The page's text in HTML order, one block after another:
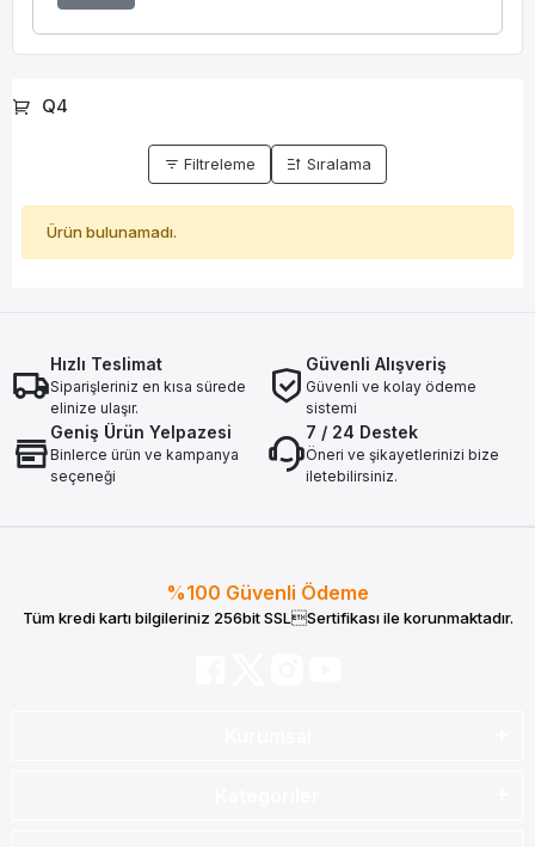
Q4
Filtreleme Sıralama
Ürün bulunamadı.
Hızlı Teslimat
Siparişleriniz en kısa sürede
elinize ulaşır.
Güvenli Alışveriş
Güvenli ve kolay ödeme
sistemi
Geniş Ürün Yelpazesi
Binlerce ürün ve kampanya
seçeneği
7 / 24 Destek
Öneri ve şikayetlerinizi bize
iletebilirsiniz.
%100 Güvenli Ödeme
Tüm kredi kartı bilgileriniz 256bit SSLSertifikası ile korunmaktadır.